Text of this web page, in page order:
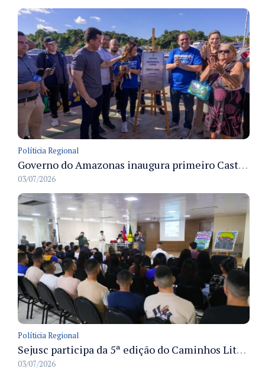
Políticia Regional
Governo do Amazonas inaugura primeiro Castramóvel Fluvial para atendimento veterinário às comunidades ribeirinhas e castração gratuita
03/07/2026
Políticia Regional
Sejusc participa da 5ª edição do Caminhos Literários com foco na cultura hip-hop nas unidades socioeducativas
03/07/2026